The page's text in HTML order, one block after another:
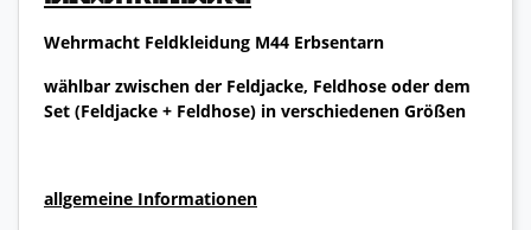
Wehrmacht Feldkleidung M44 Erbsentarn
wählbar zwischen der Feldjacke, Feldhose oder dem
Set (Feldjacke + Feldhose) in verschiedenen Größen
allgemeine Informationen